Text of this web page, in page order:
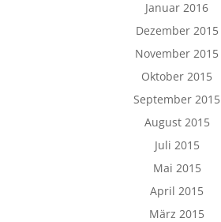
Januar 2016
Dezember 2015
November 2015
Oktober 2015
September 2015
August 2015
Juli 2015
Mai 2015
April 2015
März 2015